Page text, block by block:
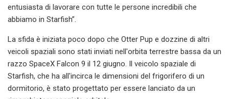
entusiasta di lavorare con tutte le persone incredibili che
abbiamo in Starfish”.
La sfida è iniziata poco dopo che Otter Pup e dozzine di altri
veicoli spaziali sono stati inviati nell'orbita terrestre bassa da un
razzo SpaceX Falcon 9 il 12 giugno. Il veicolo spaziale di
Starfish, che ha all'incirca le dimensioni del frigorifero di un
dormitorio, è stato progettato per essere lanciato da un